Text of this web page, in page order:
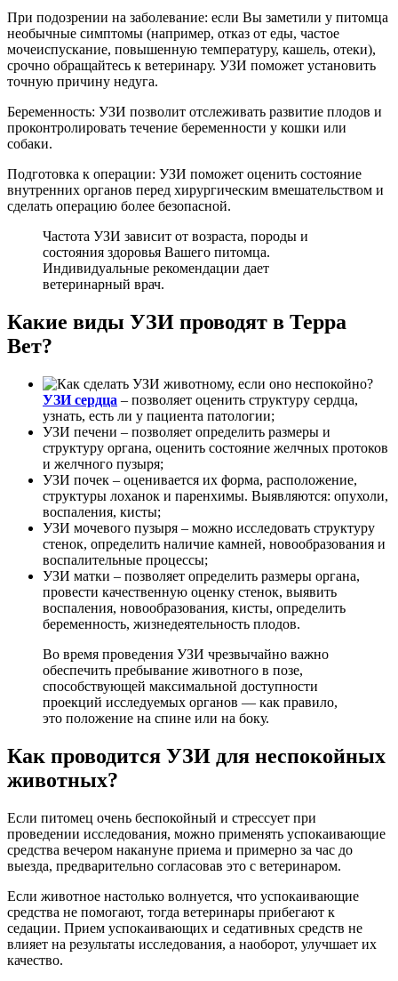
При подозрении на заболевание: если Вы заметили у питомца
необычные симптомы (например, отказ от еды, частое
мочеиспускание, повышенную температуру, кашель, отеки),
срочно обращайтесь к ветеринару. УЗИ поможет установить
точную причину недуга.
Беременность: УЗИ позволит отслеживать развитие плодов и
проконтролировать течение беременности у кошки или
собаки.
Подготовка к операции: УЗИ поможет оценить состояние
внутренних органов перед хирургическим вмешательством и
сделать операцию более безопасной.
Частота УЗИ зависит от возраста, породы и
состояния здоровья Вашего питомца.
Индивидуальные рекомендации дает
ветеринарный врач.
Какие виды УЗИ проводят в Терра
Вет?
УЗИ сердца – позволяет оценить структуру сердца,
узнать, есть ли у пациента патологии;
УЗИ печени – позволяет определить размеры и
структуру органа, оценить состояние желчных протоков
и желчного пузыря;
УЗИ почек – оценивается их форма, расположение,
структуры лоханок и паренхимы. Выявляются: опухоли,
воспаления, кисты;
УЗИ мочевого пузыря – можно исследовать структуру
стенок, определить наличие камней, новообразования и
воспалительные процессы;
УЗИ матки – позволяет определить размеры органа,
провести качественную оценку стенок, выявить
воспаления, новообразования, кисты, определить
беременность, жизнедеятельность плодов.
Во время проведения УЗИ чрезвычайно важно
обеспечить пребывание животного в позе,
способствующей максимальной доступности
проекций исследуемых органов — как правило,
это положение на спине или на боку.
Как проводится УЗИ для неспокойных
животных?
Если питомец очень беспокойный и стрессует при
проведении исследования, можно применять успокаивающие
средства вечером накануне приема и примерно за час до
выезда, предварительно согласовав это с ветеринаром.
Если животное настолько волнуется, что успокаивающие
средства не помогают, тогда ветеринары прибегают к
седации. Прием успокаивающих и седативных средств не
влияет на результаты исследования, а наоборот, улучшает их
качество.